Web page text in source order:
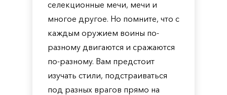
селекционные мечи, мечи и
многое другое. Но помните, что с
каждым оружием воины по-
разному двигаются и сражаются
по-разному. Вам предстоит
изучать стили, подстраиваться
под разных врагов прямо на